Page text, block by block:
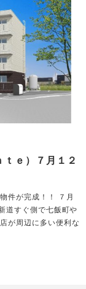
ｅ）７月１２
件が完成！！ ７月
すぐ側で七飯町や
が周辺に多い便利な
配ボックス完備な